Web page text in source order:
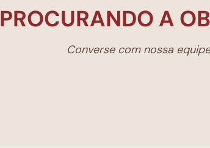
PROCURANDO A
Converse com nossa